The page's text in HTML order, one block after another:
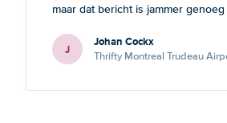
maar dat bericht is jammer
zou fijn zijn om op een andere
kunnen nemen, bvb via mail,
J Johan Cockx
Thrifty Montreal Trudeau